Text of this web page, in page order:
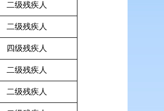
二级残疾人
二级残疾人
四级残疾人
二级残疾人
二级残疾人